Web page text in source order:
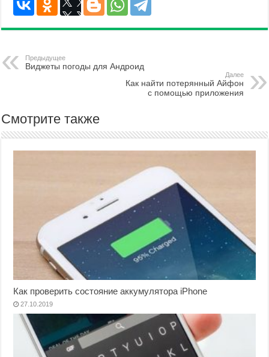
Предыдущее
Виджеты погоды для Андроид
Далее
Как найти потерянный Айфон
с помощью приложения
Смотрите также
Как проверить состояние аккумулятора iPhone
27.10.2019